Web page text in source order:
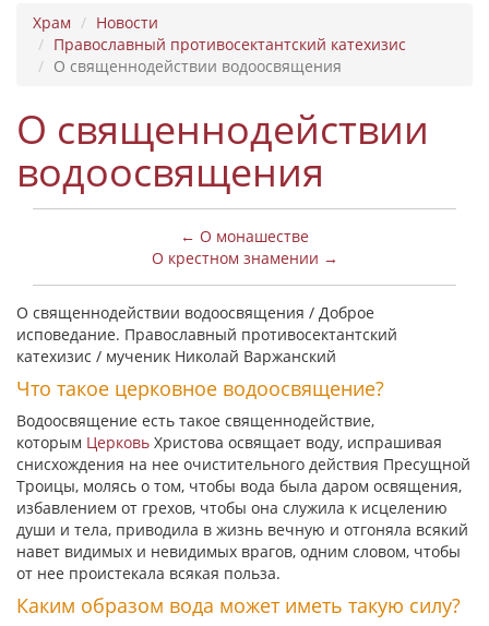
Храм
Новости
Православный противосектантский катехизис
О священнодействии водоосвящения
О священнодействии
водоосвящения
← О монашестве
О крестном знамении →
О священнодействии водоосвящения / Доброе
исповедание. Православный противосектантский
катехизис / мученик Николай Варжанский
Что такое церковное водоосвящение?
Водоосвящение есть такое священнодействие,
которым Церковь Христова освящает воду, испрашивая
снисхождения на нее очистительного действия Пресущной
Троицы, молясь о том, чтобы вода была даром освящения,
избавлением от грехов, чтобы она служила к исцелению
души и тела, приводила в жизнь вечную и отгоняла всякий
навет видимых и невидимых врагов, одним словом, чтобы
от нее проистекала всякая польза.
Каким образом вода может иметь такую силу?